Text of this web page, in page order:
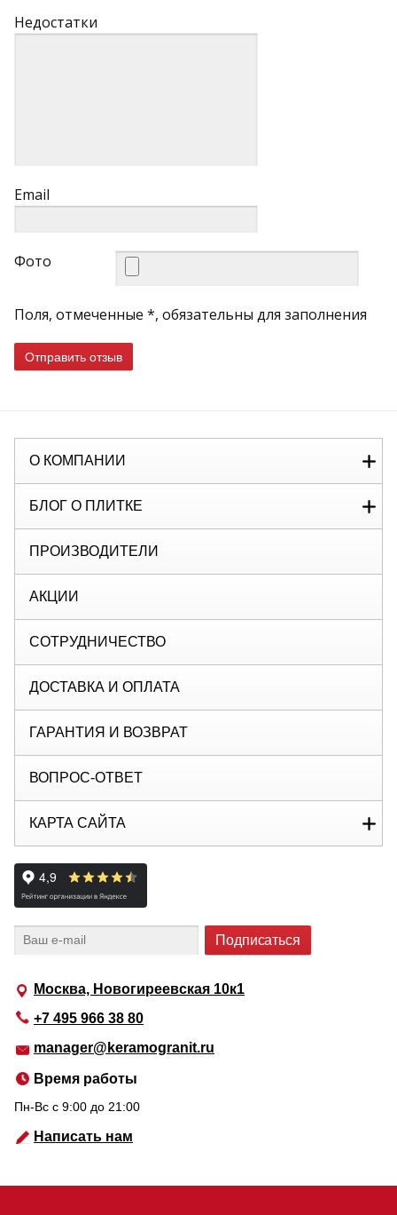
Недостатки
Email
Фото
Поля, отмеченные *, обязательны для заполнения
Отправить отзыв
Москва, Новогиреевская 10к1
+7 495 966 38 80
manager@keramogranit.ru
Время работы
Пн-Вс c 9:00 до 21:00
Написать нам
О КОМПАНИИ
БЛОГ О ПЛИТКЕ
ПРОИЗВОДИТЕЛИ
АКЦИИ
СОТРУДНИЧЕСТВО
ДОСТАВКА И ОПЛАТА
ГАРАНТИЯ И ВОЗВРАТ
ВОПРОС-ОТВЕТ
КАРТА САЙТА